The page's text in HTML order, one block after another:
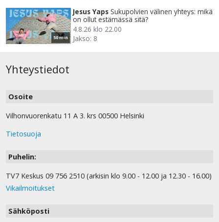
50 min
Jesus Yaps Sukupolvien välinen yhteys: mikä
on ollut estämässä sitä?
4.8.26 klo 22.00
Jakso: 8
Yhteystiedot
Osoite
Vilhonvuorenkatu 11 A 3. krs 00500 Helsinki
Tietosuoja
Puhelin:
TV7 Keskus 09 756 2510 (arkisin klo 9.00 - 12.00 ja 12.30 - 16.00)
Vikailmoitukset
Sähköposti